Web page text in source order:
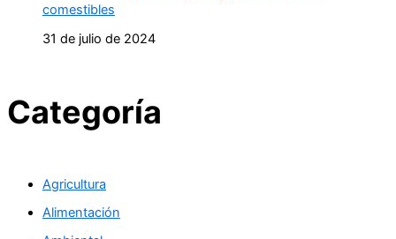
comestibles
31 de julio de 2024
Categoría
Agricultura
Alimentación